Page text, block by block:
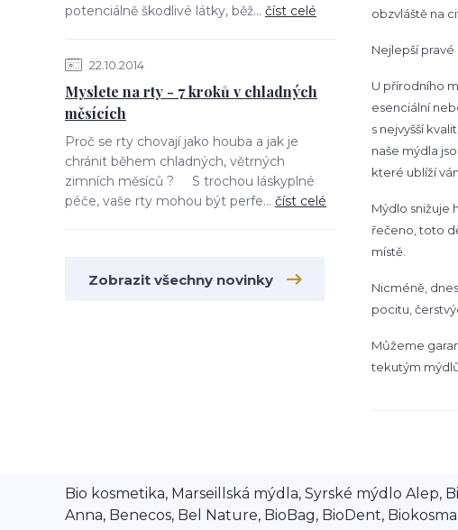
potenciálně škodlivé látky, běž... číst celé
22.10.2014
Myslete na rty - 7 kroků v chladných
měsících
Proč se rty chovají jako houba a jak je
chránit během chladných, větrných
zimních měsíců ? S trochou láskyplné
péče, vaše rty mohou být perfe... číst celé
Zobrazit všechny novinky
obzvláště na
Nejlepší
U přírodního
esenciální
s nejvyšší
naše mýdla
které ublíží
Mýdlo snižuje
řečeno, toto
místě.
Nicméně,
pocitu,
Můžeme
tekutým
Bio kosmetika, Marseillská mýdla, Syrské mýdlo Alep,
Anna, Benecos, Bel Nature, BioBag, BioDent,